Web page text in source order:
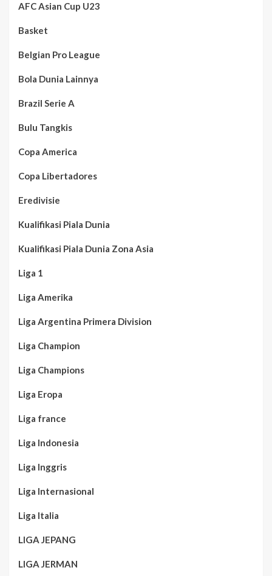
AFC Asian Cup U23
Basket
Belgian Pro League
Bola Dunia Lainnya
Brazil Serie A
Bulu Tangkis
Copa America
Copa Libertadores
Eredivisie
Kualifikasi Piala Dunia
Kualifikasi Piala Dunia Zona Asia
Liga 1
Liga Amerika
Liga Argentina Primera Division
Liga Champion
Liga Champions
Liga Eropa
Liga france
Liga Indonesia
Liga Inggris
Liga Internasional
Liga Italia
LIGA JEPANG
LIGA JERMAN